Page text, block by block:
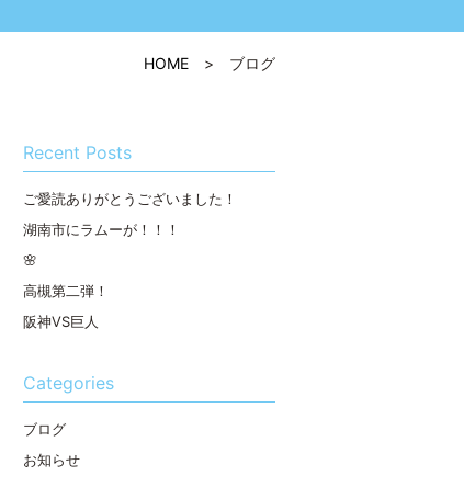
HOME > ブログ
Recent Posts
ご愛読ありがとうございました！
湖南市にラムーが！！！
🌸
高槻第二弾！
阪神VS巨人
Categories
ブログ
お知らせ